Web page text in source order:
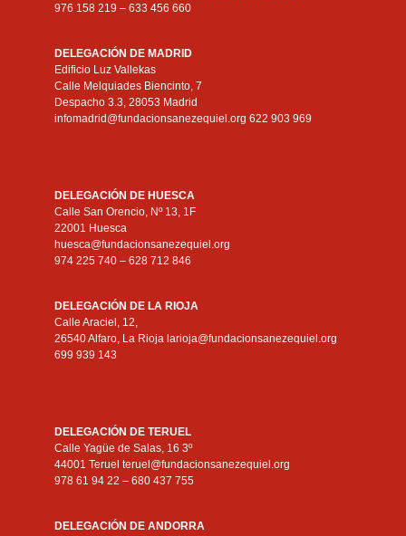
976 158 219 – 633 456 660
DELEGACIÓN DE MADRID
Edificio Luz Vallekas
Calle Melquiades Biencinto, 7
Despacho 3.3, 28053 Madrid
infomadrid@fundacionsanezequiel.org 622 903 969
DELEGACIÓN DE HUESCA
Calle San Orencio, Nº 13, 1F
22001 Huesca
huesca@fundacionsanezequiel.org
974 225 740 – 628 712 846
DELEGACIÓN DE LA RIOJA
Calle Araciel, 12,
26540 Alfaro, La Rioja larioja@fundacionsanezequiel.org
699 939 143
DELEGACIÓN DE TERUEL
Calle Yagüe de Salas, 16 3º
44001 Teruel teruel@fundacionsanezequiel.org
978 61 94 22 – 680 437 755
DELEGACIÓN DE ANDORRA